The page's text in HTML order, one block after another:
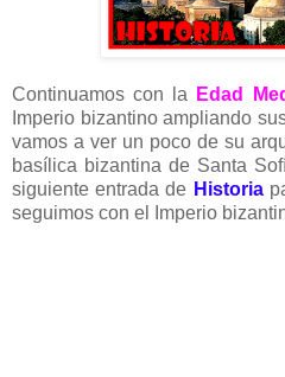
Continuamos con la Edad
Imperio bizantino ampliando
vamos a ver un poco de su
basílica bizantina de Santa
siguiente entrada de Historia
seguimos con el Imperio